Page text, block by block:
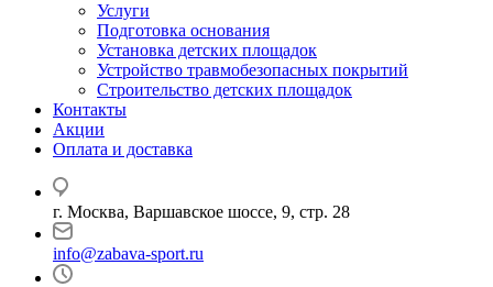
Услуги
Подготовка основания
Установка детских площадок
Устройство травмобезопасных покрытий
Строительство детских площадок
Контакты
Акции
Оплата и доставка
г. Москва, Варшавское шоссе, 9, стр. 28
info@zabava-sport.ru